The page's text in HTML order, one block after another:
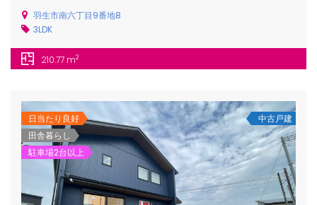
羽生市南六丁目9番地8
3LDK
210.77 m2
日当たり良好
田舎暮らし
駐車場2台以上
中古戸建
top-
manager/wp-